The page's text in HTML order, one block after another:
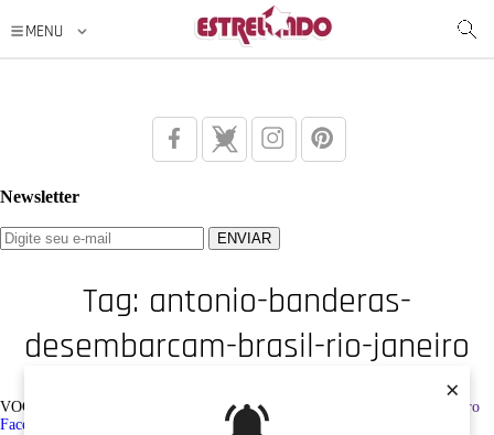
×
Newsletter
Tag: antonio-banderas-
desembarcam-brasil-rio-janeiro
VOCÊ ESTÁ AQUI: Tag /
antonio-banderas-desembarcam-brasil-rio-janeiro
Facebook
Instagram Pinterest